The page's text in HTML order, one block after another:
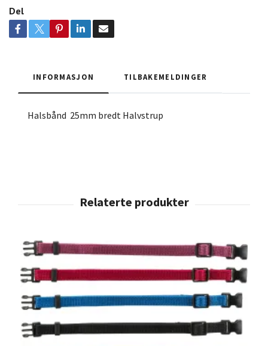
Del
INFORMASJON TILBAKEMELDINGER
Halsbånd 25mm bredt Halvstrup